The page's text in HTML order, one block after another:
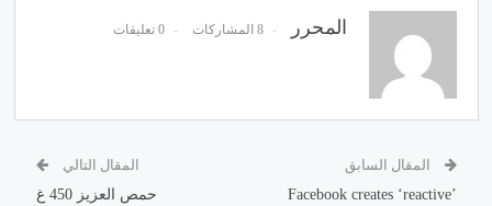
المحرر 8 المشاركات 0 تعليقات
المقال السابق
Facebook creates ‘reactive’
المقال التالي
حمص العزيز 450 غ